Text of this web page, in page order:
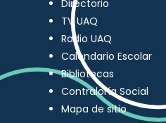
Directorio
TV UAQ
Radio UAQ
Calendario Escolar
Bibliotecas
Contraloría Social
Mapa de sitio